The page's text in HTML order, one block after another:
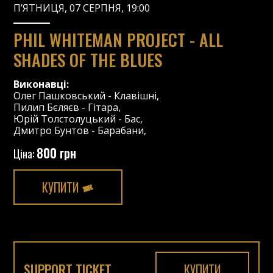
П’ЯТНИЦЯ, 07 СЕРПНЯ, 19:00
PHIL WHITEMAN PROJECT - ALL
SHADES OF THE BLUES
Виконавці:
Олег Пашковський - Клавішні,
Пилип Бєляєв - Гітара,
Юрій Толстолуцький - Бас,
Дмитро Бунтов - Барабани,
Ціна:800 грн
КУПИТИ
КУПИТИ